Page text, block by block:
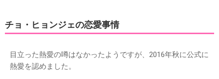
チョ・ヒョンジェの恋愛事情
目立った熱愛の噂はなかったようですが、2016年秋に公式に
熱愛を認めました。